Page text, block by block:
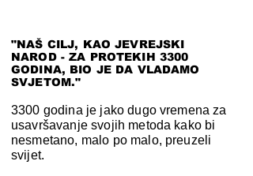
"NAŠ CILJ, KAO JEVREJSKI
NAROD - ZA PROTEKIH 3300
GODINA, BIO JE DA VLADAMO
SVJETOM."
3300 godina je jako dugo vremena za
usavršavanje svojih metoda kako bi
nesmetano, malo po malo, preuzeli
svijet.